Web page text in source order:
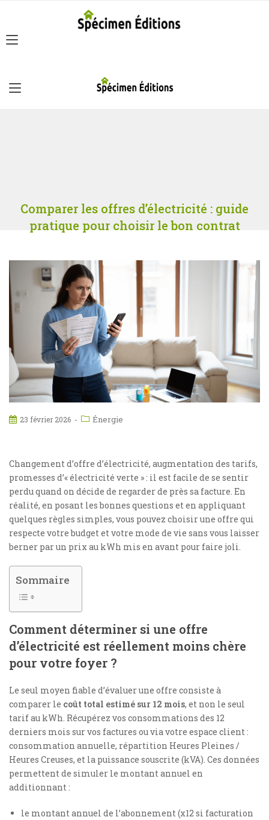
Comparer les offres d’électricité : guide
pratique pour choisir le bon contrat
23 février 2026 Énergie
Changement d’offre d’électricité, augmentation des tarifs,
promesses d’« électricité verte » : il est facile de se sentir
perdu quand on décide de regarder de près sa facture. En
réalité, en posant les bonnes questions et en appliquant
quelques règles simples, vous pouvez choisir une offre qui
respecte votre budget et votre mode de vie sans vous laisser
berner par un prix au kWh mis en avant pour faire joli.
Sommaire
Comment déterminer si une offre
d’électricité est réellement moins chère
pour votre foyer ?
Le seul moyen fiable d’évaluer une offre consiste à
comparer le coût total estimé sur 12 mois, et non le seul
tarif au kWh. Récupérez vos consommations des 12
derniers mois sur vos factures ou via votre espace client :
consommation annuelle, répartition Heures Pleines /
Heures Creuses, et la puissance souscrite (kVA). Ces données
permettent de simuler le montant annuel en
additionnant :
le montant annuel de l’abonnement (x12 si facturation